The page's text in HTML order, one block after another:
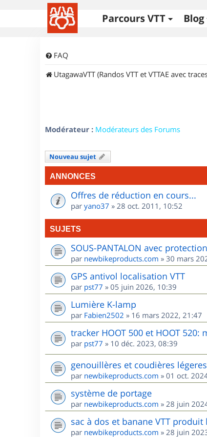
Parcours VTT Blog
FAQ
UtagawaVTT (Randos VTT et VTTAE avec
Modérateur : Modérateurs des Forums
Nouveau sujet
ANNONCES
Offres de réduction en cours...
par yano37 » 28 oct. 2011, 10:52
SUJETS
SOUS-PANTALON avec
par newbikeproducts.com » 30 mars
GPS antivol localisation VTT
par pst77 » 05 juin 2026, 10:39
Lumière K-lamp
par Fabien2502 » 16 mars 2022, 21:47
tracker HOOT 500 et HOOT 520:
par pst77 » 10 déc. 2023, 08:39
genouillères et coudières
par newbikeproducts.com » 01 oct.
système de portage
par newbikeproducts.com » 28 juin
sac à dos et banane VTT
par newbikeproducts.com » 28 juin